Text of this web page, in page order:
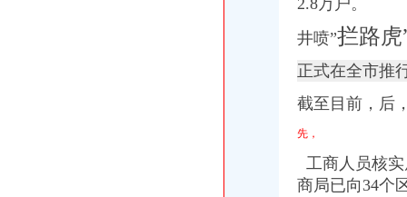
重庆子钦财务咨询有限公司|重庆子钦财务咨询有限公司网站2.8万户。
井喷”拦路虎
正式在全市推
截至目前，后
先，
工商人员核
商局已向34个